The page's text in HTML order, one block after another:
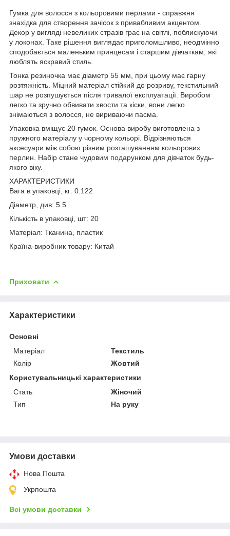
Гумка для волосся з кольоровими перлами - справжня
знахідка для створення зачісок з привабливим акцентом.
Декор у вигляді невеликих стразів грає на світлі, поблискуючи
у локонах. Таке рішення виглядає приголомшливо, неодмінно
сподобається маленьким принцесам і старшим дівчаткам, які
люблять яскравий стиль.
Тонка резиночка має діаметр 55 мм, при цьому має гарну
розтяжність. Міцний матеріал стійкий до розриву, текстильний
шар не розпушується після тривалої експлуатації. Виробом
легко та зручно обвивати хвости та кіски, вони легко
знімаються з волосся, не вириваючи пасма.
Упаковка вміщує 20 гумок. Основа виробу виготовлена з
пружного матеріалу у чорному кольорі. Відрізняються
аксесуари між собою різним розташуванням кольорових
перлин. Набір стане чудовим подарунком для дівчаток будь-
якого віку.
ХАРАКТЕРИСТИКИ
Вага в упаковці, кг: 0.122
Діаметр, див: 5.5
Кількість в упаковці, шт: 20
Матеріал: Тканина, пластик
Країна-виробник товару: Китай
Приховати
Характеристики
Основні
Матеріал
Текстиль
Колір
Жовтий
Користувальницькі характеристики
Стать
Жіночий
Тип
На руку
Умови доставки
Нова Пошта
Укрпошта
Всі умови доставки